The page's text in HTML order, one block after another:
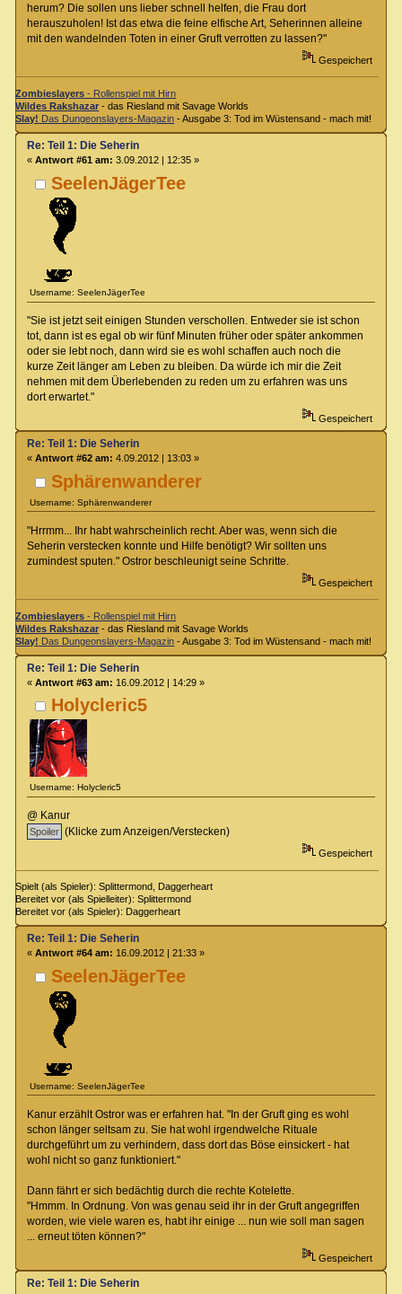
herum? Die sollen uns lieber schnell helfen, die Frau dort
herauszuholen! Ist das etwa die feine elfische Art, Seherinnen alleine
mit den wandelnden Toten in einer Gruft verrotten zu lassen?"
Gespeichert
Zombieslayers - Rollenspiel mit Hirn
Wildes Rakshazar - das Riesland mit Savage Worlds
Slay! Das Dungeonslayers-Magazin - Ausgabe 3: Tod im Wüstensand - mach mit!
SeelenJägerTee
Username: SeelenJägerTee
Re: Teil 1: Die Seherin
« Antwort #61 am: 3.09.2012 | 12:35 »
"Sie ist jetzt seit einigen Stunden verschollen. Entweder sie ist schon
tot, dann ist es egal ob wir fünf Minuten früher oder später ankommen
oder sie lebt noch, dann wird sie es wohl schaffen auch noch die
kurze Zeit länger am Leben zu bleiben. Da würde ich mir die Zeit
nehmen mit dem Überlebenden zu reden um zu erfahren was uns
dort erwartet."
Gespeichert
Sphärenwanderer
Username: Sphärenwanderer
Re: Teil 1: Die Seherin
« Antwort #62 am: 4.09.2012 | 13:03 »
"Hrrmm... Ihr habt wahrscheinlich recht. Aber was, wenn sich die
Seherin verstecken konnte und Hilfe benötigt? Wir sollten uns
zumindest sputen." Ostror beschleunigt seine Schritte.
Gespeichert
Zombieslayers - Rollenspiel mit Hirn
Wildes Rakshazar - das Riesland mit Savage Worlds
Slay! Das Dungeonslayers-Magazin - Ausgabe 3: Tod im Wüstensand - mach mit!
Holycleric5
Username: Holycleric5
Re: Teil 1: Die Seherin
« Antwort #63 am: 16.09.2012 | 14:29 »
@ Kanur
(Klicke zum Anzeigen/Verstecken)
Gespeichert
Spielt (als Spieler): Splittermond, Daggerheart
Bereitet vor (als Spielleiter): Splittermond
Bereitet vor (als Spieler): Daggerheart
SeelenJägerTee
Username: SeelenJägerTee
Re: Teil 1: Die Seherin
« Antwort #64 am: 16.09.2012 | 21:33 »
Kanur erzählt Ostror was er erfahren hat. "In der Gruft ging es wohl
schon länger seltsam zu. Sie hat wohl irgendwelche Rituale
durchgeführt um zu verhindern, dass dort das Böse einsickert - hat
wohl nicht so ganz funktioniert."
Dann fährt er sich bedächtig durch die rechte Kotelette.
"Hmmm. In Ordnung. Von was genau seid ihr in der Gruft angegriffen
worden, wie viele waren es, habt ihr einige ... nun wie soll man sagen
... erneut töten können?"
Gespeichert
Re: Teil 1: Die Seherin